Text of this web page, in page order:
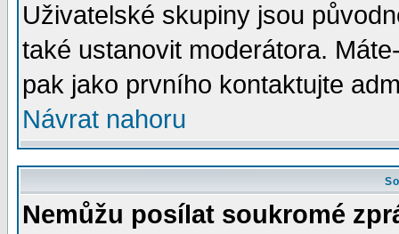
Uživatelské skupiny jsou
také ustanovit moderátora.
pak jako prvního kontaktujte
Návrat nahoru
Nemůžu posílat soukromé